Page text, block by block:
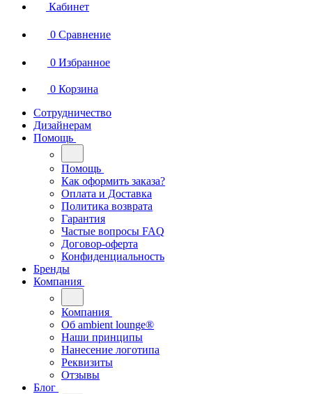
Кабинет
0 Сравнение
0 Избранное
0 Корзина
Сотрудничество
Дизайнерам
Помощь
Помощь
Как оформить заказа?
Оплата и Доставка
Политика возврата
Гарантия
Частые вопросы FAQ
Договор-оферта
Конфиденциальность
Бренды
Компания
Компания
Oб ambient lounge®
Наши принципы
Нанесение логотипа
Реквизиты
Отзывы
Блог